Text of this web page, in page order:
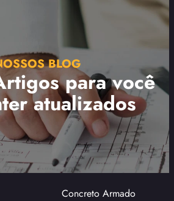
BLOG
para você
atualizados
Concreto Armado